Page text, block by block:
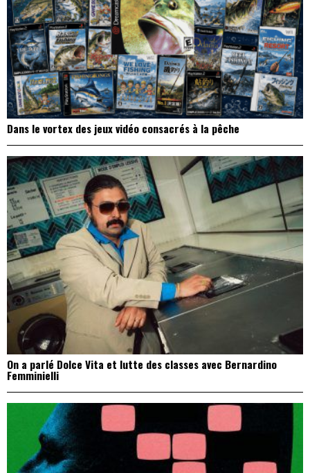
Dans le vortex des jeux vidéo consacrés à la pêche
On a parlé Dolce Vita et lutte des classes avec Bernardino
Femminielli